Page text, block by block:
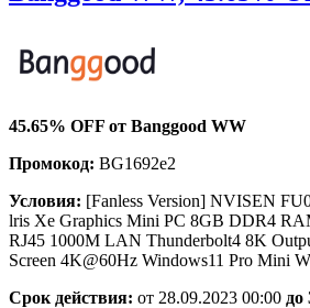
45.65% OFF от Banggood WW
Промокод: BG1692e2
Условия: [Fanless Version] NVISEN
lris Xe Graphics Mini PC 8GB DDR4
RJ45 1000M LAN Thunderbolt4 8K
Screen 4K@60Hz Windows11 Pro Mini
Срок действия: от 28.09.2023 00:00 до